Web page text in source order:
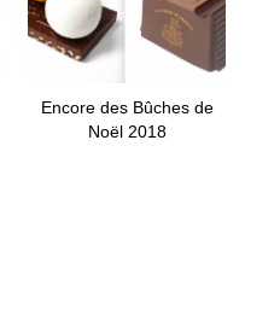
Encore des Bûches de
Noël 2018